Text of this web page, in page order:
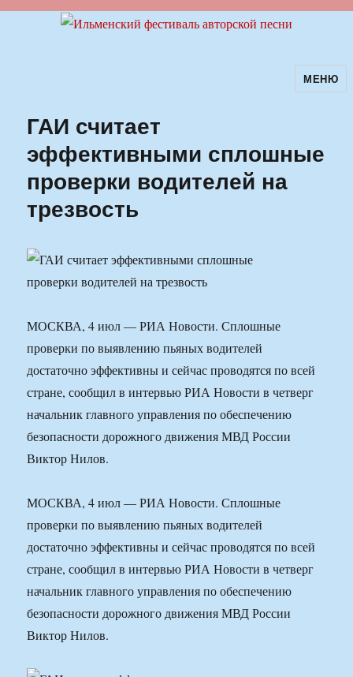
Ильменский фестиваль авторскойМЕНЮ
ГАИ считает
эффективными сплошные
проверки водителей на
трезвость
МОСКВА, 4 июл — РИА Новости. Сплошные
проверки по выявлению пьяных водителей
достаточно эффективны и сейчас проводятся по всей
стране, сообщил в интервью РИА Новости в четверг
начальник главного управления по обеспечению
безопасности дорожного движения МВД России
Виктор Нилов.
МОСКВА, 4 июл — РИА Новости. Сплошные
проверки по выявлению пьяных водителей
достаточно эффективны и сейчас проводятся по всей
стране, сообщил в интервью РИА Новости в четверг
начальник главного управления по обеспечению
безопасности дорожного движения МВД России
Виктор Нилов.